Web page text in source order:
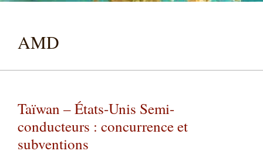
AMD
Taïwan – États-Unis Semi-
conducteurs : concurrence et
subventions